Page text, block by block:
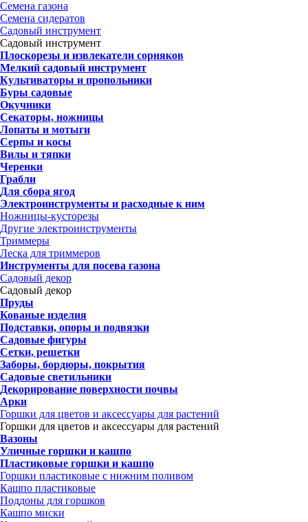
Семена газона
Семена сидератов
Садовый инструмент
Садовый инструмент
Плоскорезы и извлекатели сорняков
Мелкий садовый инструмент
Культиваторы и пропольники
Буры садовые
Окучники
Секаторы, ножницы
Лопаты и мотыги
Серпы и косы
Вилы и тяпки
Черенки
Грабли
Для сбора ягод
Электроинструменты и расходные к ним
Ножницы-кусторезы
Другие электроинструменты
Триммеры
Леска для триммеров
Инструменты для посева газона
Садовый декор
Садовый декор
Пруды
Кованые изделия
Подставки, опоры и подвязки
Садовые фигуры
Сетки, решетки
Заборы, бордюры, покрытия
Садовые светильники
Декорирование поверхности почвы
Арки
Горшки для цветов и аксессуары для растений
Горшки для цветов и аксессуары для растений
Вазоны
Уличные горшки и кашпо
Пластиковые горшки и кашпо
Горшки пластиковые с нижним поливом
Кашпо пластиковые
Поддоны для горшков
Кашпо миски